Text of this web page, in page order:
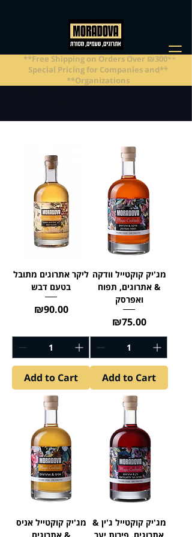
**Free Shipping on Orders Over ₪300**
**Special Pricing for Companies and
Organizations**
ליקר אתרוגים מתובל
בטעם דבש
Price
₪90.00
Add to Cart
מג'יק קוקטייל וודקה
& אתרוגים, תפוח
ואפרסק
Price
₪75.00
Add to Cart
מג'יק קוקטייל אניס מג'יק קוקטייל ג'ין &